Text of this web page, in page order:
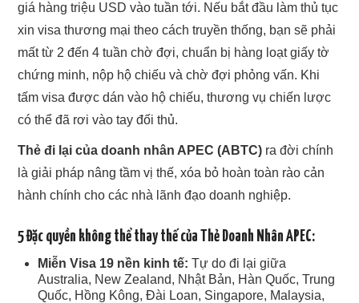
giá hàng triệu USD vào tuần tới. Nếu bắt đầu làm thủ tục
xin visa thương mại theo cách truyền thống, bạn sẽ phải
mất từ 2 đến 4 tuần chờ đợi, chuẩn bị hàng loạt giấy tờ
chứng minh, nộp hộ chiếu và chờ đợi phỏng vấn. Khi
tấm visa được dán vào hộ chiếu, thương vụ chiến lược
có thể đã rơi vào tay đối thủ.
Thẻ đi lại của doanh nhân APEC (ABTC) ra đời chính
là giải pháp nâng tầm vị thế, xóa bỏ hoàn toàn rào cản
hành chính cho các nhà lãnh đạo doanh nghiệp.
5 Đặc quyền không thể thay thế của Thẻ Doanh Nhân APEC:
Miễn Visa 19 nền kinh tế: Tự do đi lại giữa
Australia, New Zealand, Nhật Bản, Hàn Quốc, Trung
Quốc, Hồng Kông, Đài Loan, Singapore, Malaysia,